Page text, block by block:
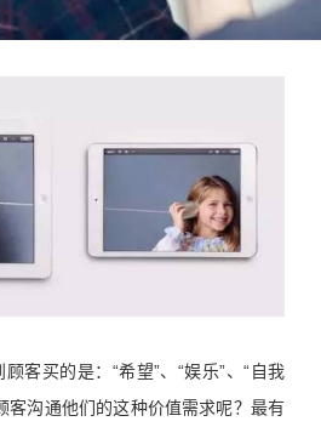
客买的是：“希望”、“娱乐”、“自我
客沟通他们的这种价值需求呢？最有